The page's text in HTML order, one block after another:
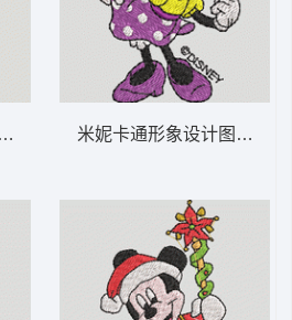
米妮 46-DST格式
米妮卡通形象设计图 米妮